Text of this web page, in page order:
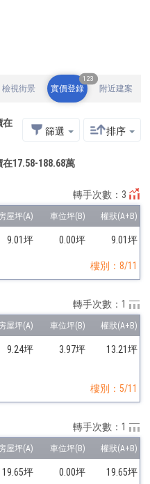
檢視街景 實價登錄
123
附近建案
在
篩選 排序
17.58-188.68萬
9.01坪 0.00坪 9.01坪
樓別：8/11
轉手次數：3
9.24坪 3.97坪 13.21坪
樓別：5/11
轉手次數：1
19.65坪 0.00坪 19.65坪
轉手次數：1